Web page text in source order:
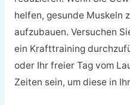
helfen, gesunde Muskeln
aufzubauen. Versuchen
ein Krafttraining
oder Ihr freier Tag vom
Zeiten sein, um diese in